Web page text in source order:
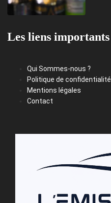
Les liens importants
Qui Sommes-nous ?
Politique de confidentialité
Mentions légales
Contact